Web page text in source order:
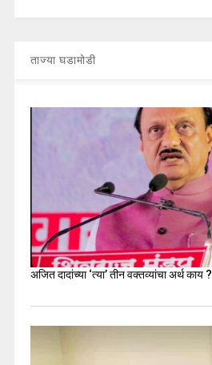
ताज्या घडामोडी
अजित दादांच्या ‘त्या’ तीन वक्तव्यांचा अर्थ काय ?